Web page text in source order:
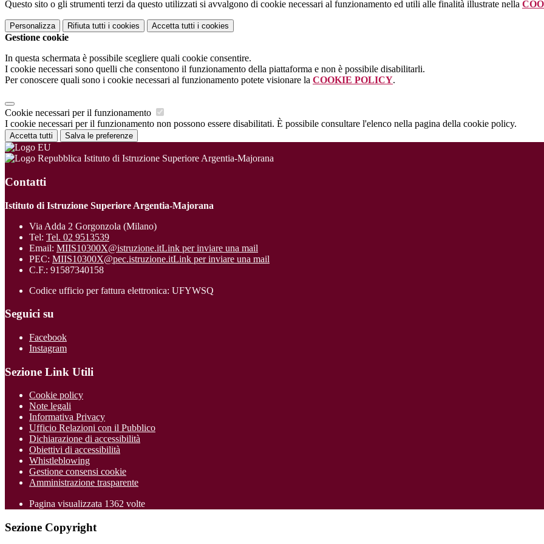
Questo sito o gli strumenti terzi da questo utilizzati si avvalgono di cookie necessari al funzionamento ed utili alle finalità illustrate nella
Personalizza Rifiuta tutti i cookies Accetta tutti i cookies
Gestione cookie
In questa schermata è possibile scegliere quali cookie consentire.
I cookie necessari sono quelli che consentono il funzionamento della piattaforma e non è possibile disabilitarli.
Per conoscere quali sono i cookie necessari al funzionamento potete visionare la COOKIE POLICY.
Cookie necessari per il funzionamento
I cookie necessari per il funzionamento non possono essere disabilitati. È possibile consultare l'elenco nella pagina della cookie policy.
Accetta tutti Salva le preferenze
Istituto di Istruzione Superiore Argentia-Majorana
Contatti
Istituto di Istruzione Superiore Argentia-Majorana
Via Adda 2 Gorgonzola (Milano)
Tel: Tel. 02 9513539
Email: MIIS10300X@istruzione.itLink per inviare una mail
PEC: MIIS10300X@pec.istruzione.itLink per inviare una mail
C.F.: 91587340158
Codice ufficio per fattura elettronica: UFYWSQ
Seguici su
Facebook
Instagram
Sezione Link Utili
Cookie policy
Note legali
Informativa Privacy
Ufficio Relazioni con il Pubblico
Dichiarazione di accessibilità
Obiettivi di accessibilità
Whistleblowing
Gestione consensi cookie
Amministrazione trasparente
Pagina visualizzata 1362 volte
Sezione Copyright